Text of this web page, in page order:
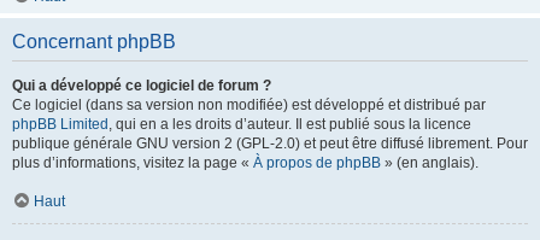
Concernant phpBB
Qui a développé ce logiciel de forum ?
Ce logiciel (dans sa version non modifiée) est développé et distribué par
phpBB Limited , qui en a les droits d’auteur. Il est publié sous la licence
publique générale GNU version 2 (GPL-2.0) et peut être diffusé librement. Pour
plus d’informations, visitez la page « À propos de phpBB » (en anglais).
Haut